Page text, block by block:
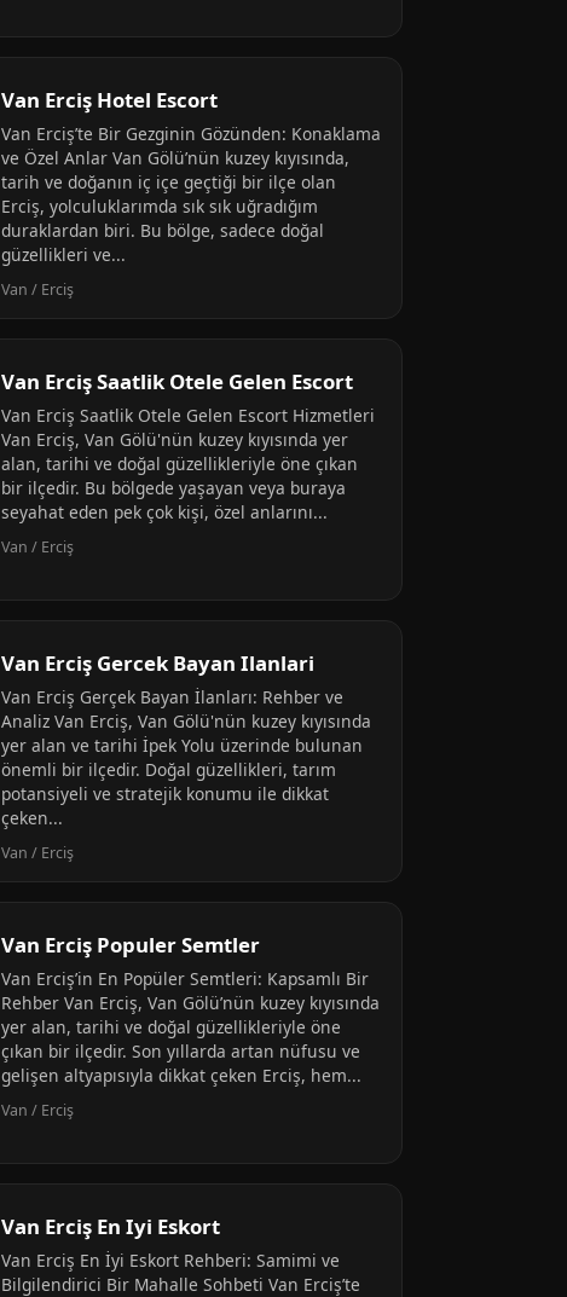
Van Erciş Hotel Escort
Van Erciş’te Bir Gezginin Gözünden: Konaklama
ve Özel Anlar Van Gölü’nün kuzey kıyısında,
tarih ve doğanın iç içe geçtiği bir ilçe olan
Erciş, yolculuklarımda sık sık uğradığım
duraklardan biri. Bu bölge, sadece doğal
güzellikleri ve...
Van / Erciş
Van Erciş Saatlik Otele Gelen Escort
Van Erciş Saatlik Otele Gelen Escort Hizmetleri
Van Erciş, Van Gölü'nün kuzey kıyısında yer
alan, tarihi ve doğal güzellikleriyle öne çıkan
bir ilçedir. Bu bölgede yaşayan veya buraya
seyahat eden pek çok kişi, özel anlarını...
Van / Erciş
Van Erciş Gercek Bayan Ilanlari
Van Erciş Gerçek Bayan İlanları: Rehber ve
Analiz Van Erciş, Van Gölü'nün kuzey kıyısında
yer alan ve tarihi İpek Yolu üzerinde bulunan
önemli bir ilçedir. Doğal güzellikleri, tarım
potansiyeli ve stratejik konumu ile dikkat
çeken...
Van / Erciş
Van Erciş Populer Semtler
Van Erciş’in En Popüler Semtleri: Kapsamlı Bir
Rehber Van Erciş, Van Gölü’nün kuzey kıyısında
yer alan, tarihi ve doğal güzellikleriyle öne
çıkan bir ilçedir. Son yıllarda artan nüfusu ve
gelişen altyapısıyla dikkat çeken Erciş, hem...
Van / Erciş
Van Erciş En Iyi Eskort
Van Erciş En İyi Eskort Rehberi: Samimi ve
Bilgilendirici Bir Mahalle Sohbeti Van Erciş’te